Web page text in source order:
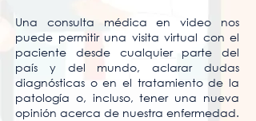
Una consulta médica en video nos
puede permitir una visita virtual con el
paciente desde cualquier parte del
país y del mundo, aclarar dudas
diagnósticas o en el tratamiento de la
patología o, incluso, tener una nueva
opinión acerca de nuestra enfermedad.